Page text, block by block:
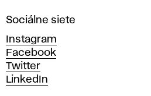
ý
c
h
u
m
e
Sociálne siete
Instagram
Facebook
Twitter
LinkedIn